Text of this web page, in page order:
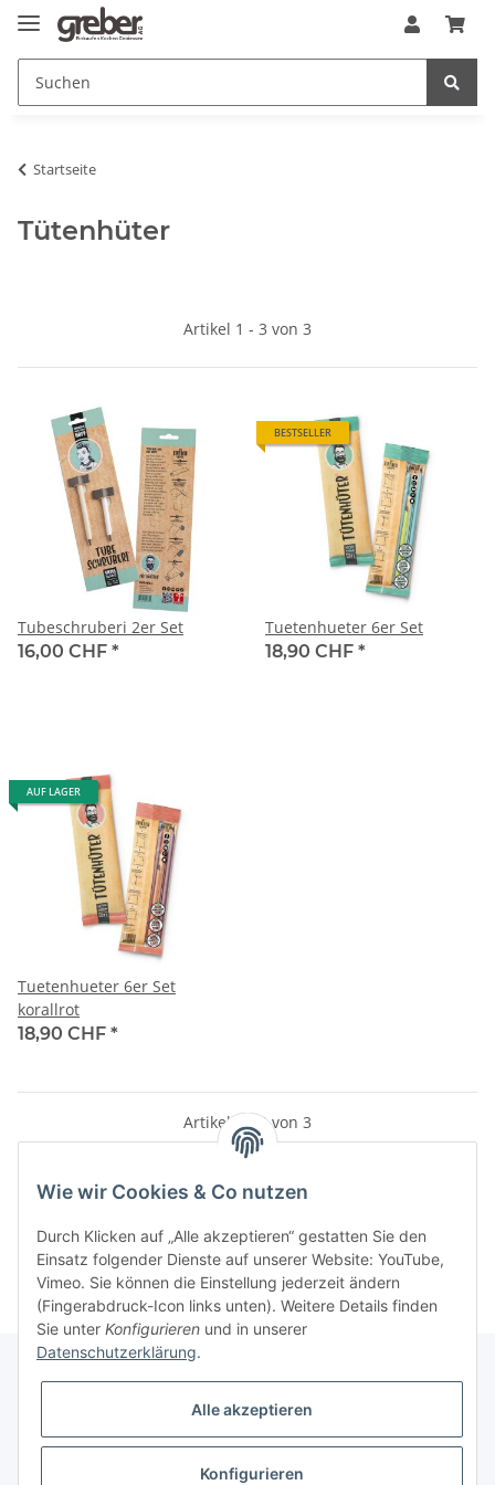
Startseite
Tütenhüter
Artikel 1 - 3 von 3
Tubeschruberi 2er Set
16,00 CHF *
BESTSELLER
Tuetenhueter 6er Set
18,90 CHF *
AUF LAGER
Tuetenhueter 6er Set
korallrot
18,90 CHF *
Artikel 1 - 3 von 3
Kategorien
Gesetzliche Informationen
Wie wir Cookies & Co nutzen
Durch Klicken auf „Alle akzeptieren“ gestatten Sie den
Einsatz folgender Dienste auf unserer Website: YouTube,
Vimeo. Sie können die Einstellung jederzeit ändern
(Fingerabdruck-Icon links unten). Weitere Details finden
Sie unter Konfigurieren und in unserer
Datenschutzerklärung.
Alle akzeptieren
Konfigurieren